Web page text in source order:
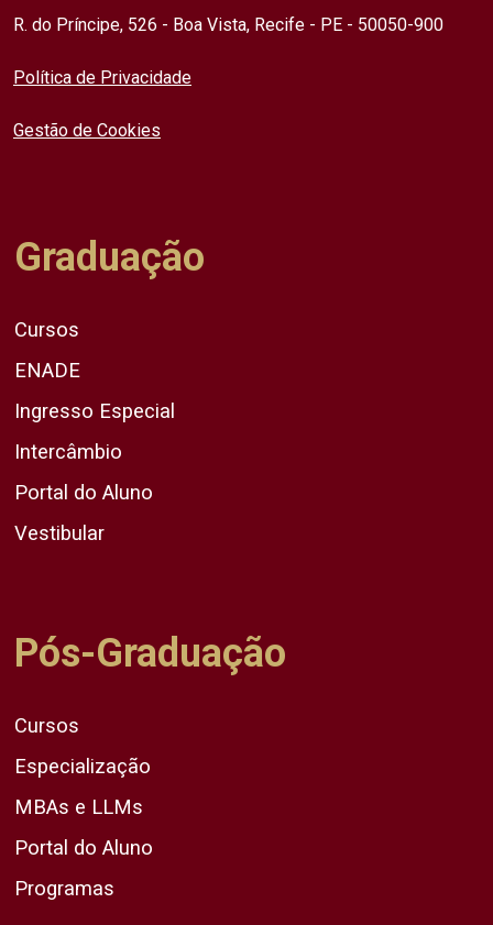
R. do Príncipe, 526 - Boa Vista, Recife - PE - 50050-900
Política de Privacidade
Gestão de Cookies
Graduação
Cursos
ENADE
Ingresso Especial
Intercâmbio
Portal do Aluno
Vestibular
Pós-Graduação
Cursos
Especialização
MBAs e LLMs
Portal do Aluno
Programas